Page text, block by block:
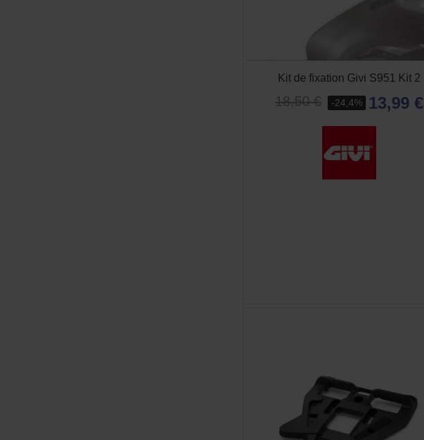
Kit de fixation Givi S951 Kit 2
18,50 € -24,4% 13,99 €